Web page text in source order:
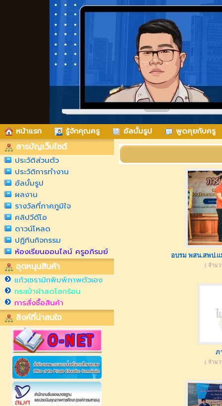
หน้าแรก รู้จ้กคุณครู อัลบั้มรูป พูดคุยกับครู
สารบัญเว็บไซต์
ประวัติส่วนตัว
ประวัติการทำงาน
อัลบั้มรูป
ผลงาน
รางวัลที่ภาคภูมิใจ
คลิปวีดีโอ
ดาวน์โหลด
ปฏิทินกิจกรรม
ห้องเรียนออนไลน์ ครูอภิรมย์
อุดหนุนสินค้า
แก้วเซรามิกพิมพ์ภาพตัวเอง
กระเป๋าผ้าลดโลกร้อน
การสั่งซื้อสินค้า
ลิงค์ที่น่าสนใจ
อบรม พสน.สพป.แ
( จำนว
ภ
( จำนว